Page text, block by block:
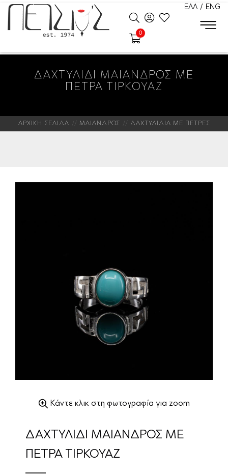
ΕΛΛ / ENG
0
ΔΑΧΤΥΛΙΔΙ ΜΑΙΑΝΔΡΟΣ ΜΕ
ΠΕΤΡΑ ΤΙΡΚΟΥΑΖ
ΑΡΧΙΚΗ ΣΕΛΙΔΑ ΜΑΙΑΝΔΡΟΣ ΔΑΧΤΥΛΙΔΙΑ ΜΕ ΠΕΤΡΕΣ
Κάντε κλικ στη φωτογραφία για zoom
ΔΑΧΤΥΛΙΔΙ ΜΑΙΑΝΔΡΟΣ ΜΕ
ΠΕΤΡΑ ΤΙΡΚΟΥΑΖ